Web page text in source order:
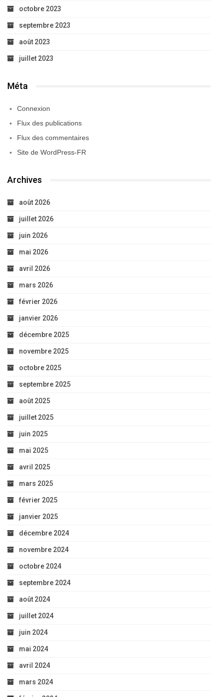
octobre 2023
septembre 2023
août 2023
juillet 2023
Méta
Connexion
Flux des publications
Flux des commentaires
Site de WordPress-FR
Archives
août 2026
juillet 2026
juin 2026
mai 2026
avril 2026
mars 2026
février 2026
janvier 2026
décembre 2025
novembre 2025
octobre 2025
septembre 2025
août 2025
juillet 2025
juin 2025
mai 2025
avril 2025
mars 2025
février 2025
janvier 2025
décembre 2024
novembre 2024
octobre 2024
septembre 2024
août 2024
juillet 2024
juin 2024
mai 2024
avril 2024
mars 2024